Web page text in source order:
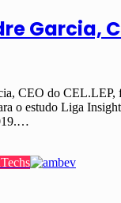
Garcia,
CEO do CEL.LEP,
o estudo Liga